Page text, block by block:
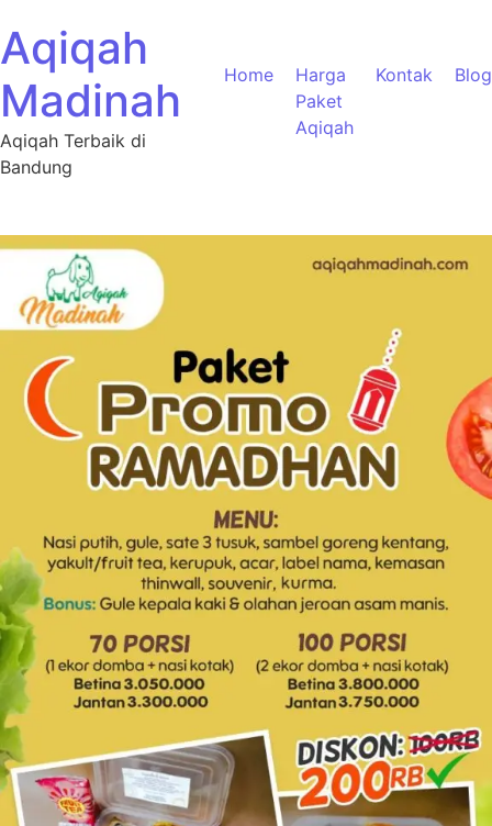
Aqiqah
Madinah
Aqiqah Terbaik di
Bandung
Home
Harga
Paket
Aqiqah
Kontak Blog